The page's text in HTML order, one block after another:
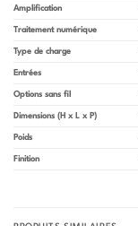
Amplification
Traitement numérique
Type de charge
Entrées
Options sans fil
Dimensions (H x L x P)
Poids
Finition